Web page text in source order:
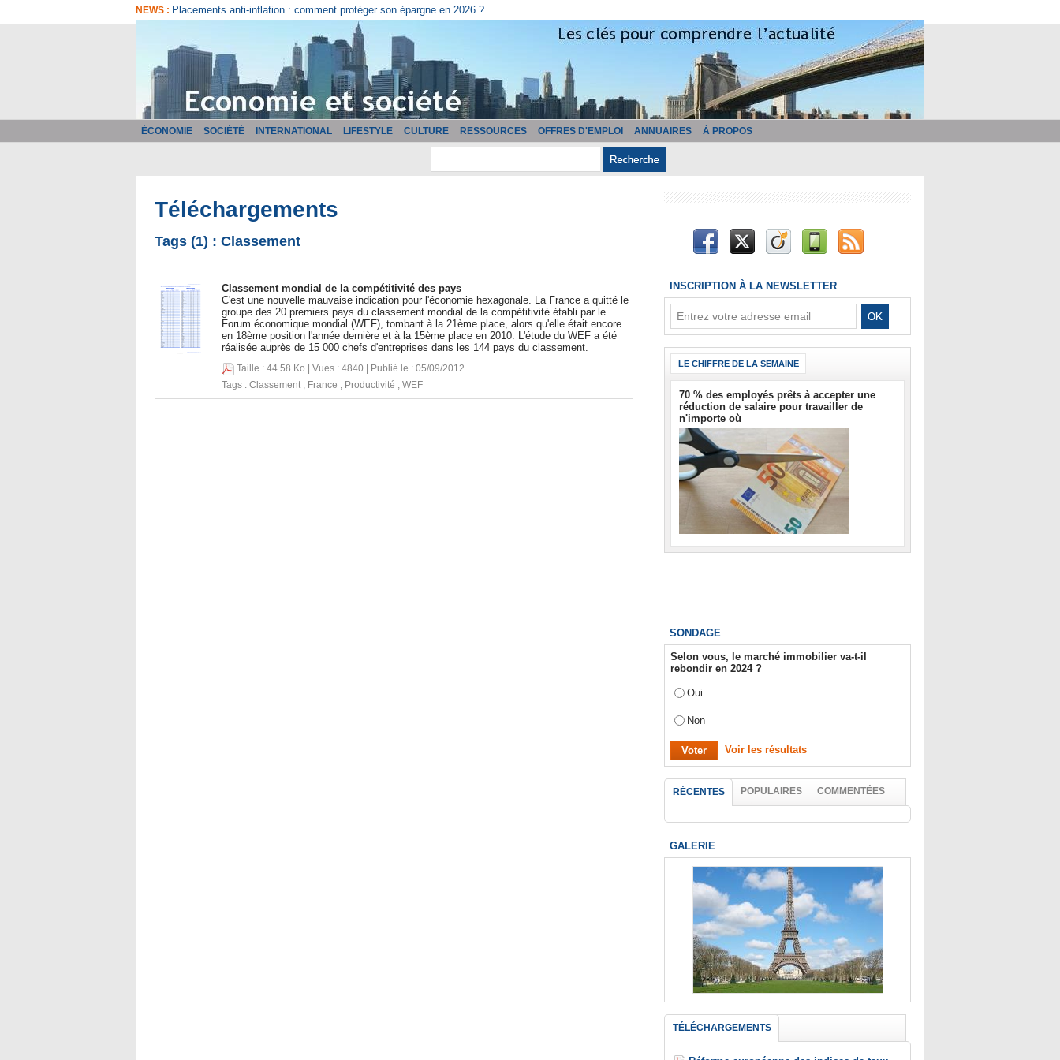
NEWS : Placements anti-inflation : comment protéger son épargne en 2026 ?
ÉCONOMIE SOCIÉTÉ INTERNATIONAL LIFESTYLE CULTURE RESSOURCES OFFRES D'EMPLOI ANNUAIRES À PROPOS
Téléchargements
Tags (1) : Classement
Classement mondial de la compétitivité des pays
C'est une nouvelle mauvaise indication pour l'économie hexagonale. La France a quitté le
groupe des 20 premiers pays du classement mondial de la compétitivité établi par le
Forum économique mondial (WEF), tombant à la 21ème place, alors qu'elle était encore
en 18ème position l'année dernière et à la 15ème place en 2010. L'étude du WEF a été
réalisée auprès de 15 000 chefs d'entreprises dans les 144 pays du classement.
Taille : 44.58 Ko | Vues : 4840 | Publié le : 05/09/2012
Tags : Classement , France , Productivité , WEF
INSCRIPTION À LA NEWSLETTER
LE CHIFFRE DE LA SEMAINE
70 % des employés prêts à accepter une
réduction de salaire pour travailler de
n'importe où
SONDAGE
Selon vous, le marché immobilier va-t-il
rebondir en 2024 ?
Oui
Non
Voir les résultats
RÉCENTES POPULAIRES COMMENTÉES
GALERIE
TÉLÉCHARGEMENTS